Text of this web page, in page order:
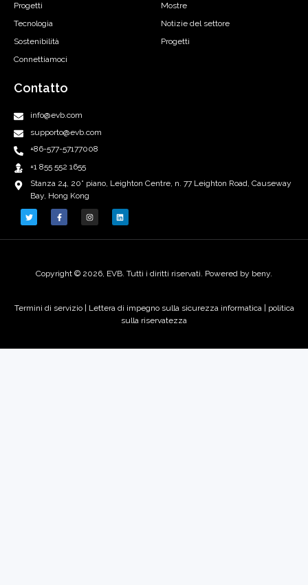
Progetti
Tecnologia
Sostenibilità
Connettiamoci
Mostre
Notizie del settore
Progetti
Contatto
info@evb.com
supporto@evb.com
+86-577-57177008
+1 855 552 1655
Stanza 24, 20° piano, Leighton Centre, n. 77 Leighton Road, Causeway
Bay, Hong Kong
Copyright © 2026, EVB. Tutti i diritti riservati. Powered by beny.
Termini di servizio Lettera di impegno sulla sicurezza informatica |
politica
sulla riservatezza